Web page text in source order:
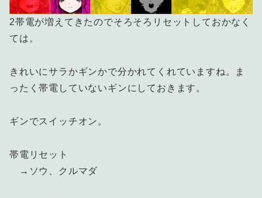
2帯電が増えてきたのでそろそろリセットしておかなく
ては。
きれいにサラかギンかで分かれてくれていますね。ま
ったく帯電していないギンにしておきます。
ギンでスイッチオン。
帯電リセット
→ソウ、クルマダ